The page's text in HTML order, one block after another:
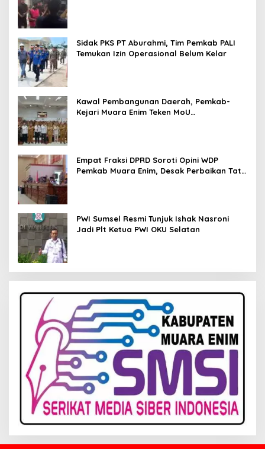
Sidak PKS PT Aburahmi, Tim Pemkab PALI
Temukan Izin Operasional Belum Kelar
Kawal Pembangunan Daerah, Pemkab-
Kejari Muara Enim Teken MoU
Empat Fraksi DPRD Soroti Opini WDP
Pemkab Muara Enim, Desak Perbaikan Tata
PWI Sumsel Resmi Tunjuk Ishak Nasroni
Jadi Plt Ketua PWI OKU Selatan